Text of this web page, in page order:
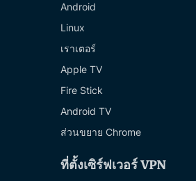
Android
Linux
เราเตอร์
Apple TV
Fire Stick
Android TV
ส่วนขยาย Chrome
ที่ตั้งเซิร์ฟเวอร์ VPN